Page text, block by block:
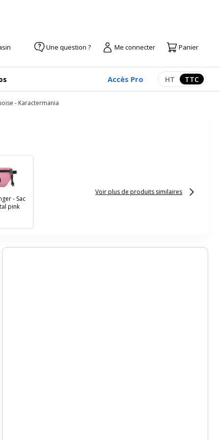
Une question ? Me connecter Panier
Accès Pro Afficher les
HT TTC
- Karactermania
- Sac
pink
Voir plus de produits similaires